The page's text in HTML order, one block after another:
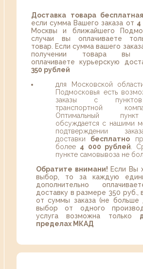
Доставка товара бесплатная
если сумма Вашего заказа от 4
Москвы и ближайшего
случаи вы оплачиваете
товар. Если сумма вашего
получении товара вы
оплачиваете курьерскую
350 рублей
для Московской
Подмосковья есть
заказы с пунктов
транспортной
Оптимальный
обсуждается с нашими
подтверждении
доставки бесплатно
более 4 000 рублей .
пункте самовывоза не
Обратите внимани! Если Вы
выбор, то за каждую
дополнительно
доставку в размере 350 руб.,
от суммы заказа (не больше
выбор от одного
услуга возможна только
пределах МКАД